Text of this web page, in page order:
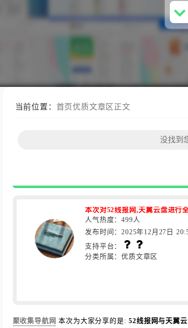
当前位置： 首页优质文章区 正文
本次对52线报网,天翼云盘进行
人气热度：499人
发布时间：2025年12月27日
支持平台：
分类所属：优质文章区
聚收集导航网 本次为大家分享的是: 52线报网与天翼